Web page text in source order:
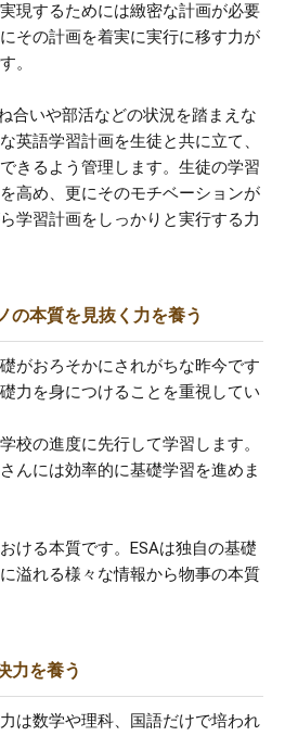
現するためには緻密な計画が必要
その計画を着実に実行に移す力が
。
合いや部活などの状況を踏まえな
英語学習計画を生徒と共に立て、
きるよう管理します。生徒の学習
高め、更にそのモチベーションが
学習計画をしっかりと実行する力
の本質を見抜く力を養う
がおろそかにされがちな昨今です
力を身につけることを重視してい
校の進度に先行して学習します。
んには効率的に基礎学習を進めま
ける本質です。ESAは独自の基礎
溢れる様々な情報から物事の本質
力を養う
は数学や理科、国語だけで培われ